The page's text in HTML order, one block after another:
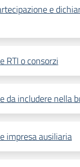
e
RTI o consorzi
da includere nella
impresa ausiliaria